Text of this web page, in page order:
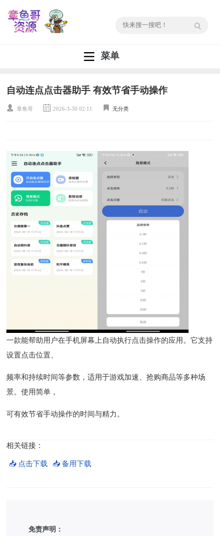
菜单
自动连点点击器助手 有效节省手动操作
章鱼哥 2026-3-30 02:11 无分类
一款能帮助用户在手机屏幕上自动执行点击操作的应用。它支持
设置点击位置、
频率和持续时间等参数，适用于游戏加速、抢购商品等多种场
景。使用简单，
可有效节省手动操作的时间与精力。
相关链接：
📥 点击下载 📥 备用下载
免责声明：